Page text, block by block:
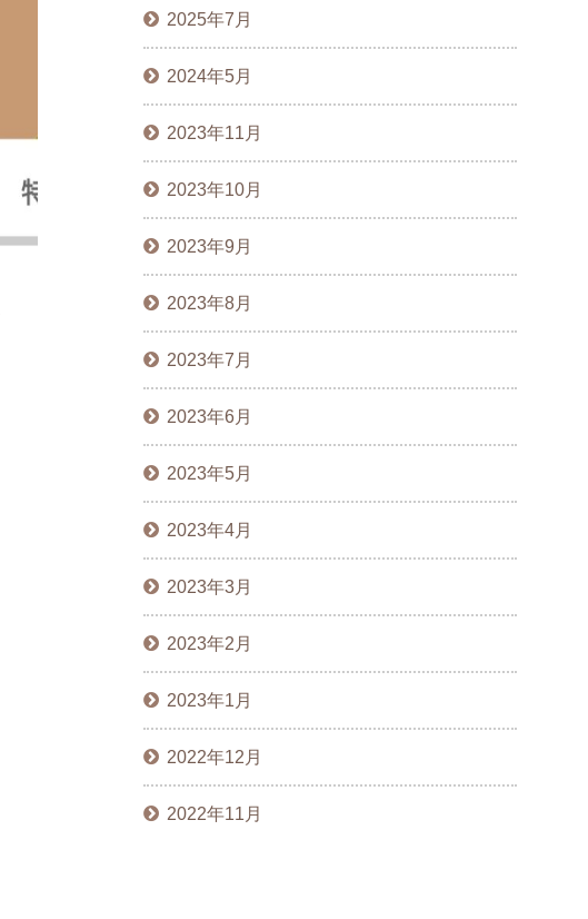
2025年7月
2024年5月
2023年11月
2023年10月
2023年9月
2023年8月
2023年7月
2023年6月
2023年5月
2023年4月
2023年3月
2023年2月
2023年1月
2022年12月
2022年11月